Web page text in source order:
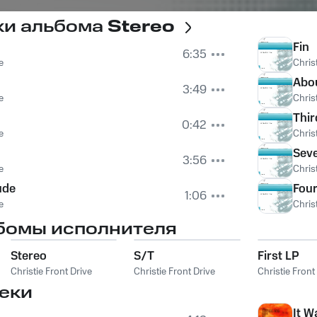
альбома Stereo
6:35
3:49
0:42
3:56
1:06
Fin
исполнителя
Stereo
Christie Front Drive
S/T
Christie Front Drive
First LP
Christie Front
It